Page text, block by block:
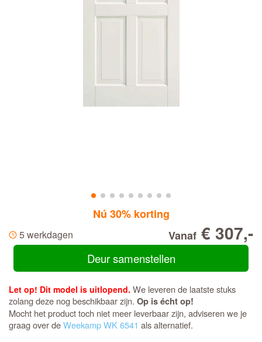
Nú 30% korting
5 werkdagen Vanaf € 307,-
Deur samenstellen
Let op! Dit model is uitlopend. We leveren de laatste stuks
zolang deze nog beschikbaar zijn. Op is écht op!
Mocht het product toch niet meer leverbaar zijn, adviseren we je
graag over deWeekamp WK 6541 als alternatief.